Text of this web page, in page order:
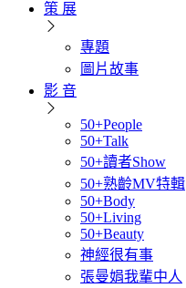
策 展
專題
圖片故事
影 音
50+People
50+Talk
50+讀者Show
50+熟齡MV特輯
50+Body
50+Living
50+Beauty
神經很有事
張曼娟我輩中人